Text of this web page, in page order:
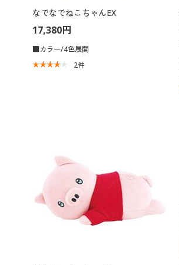
なでなでねこちゃんEX
17,380円
■カラー/4色展開
2件